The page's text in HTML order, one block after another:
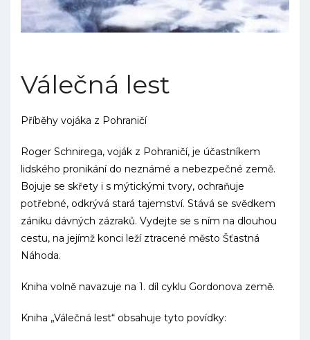
Válečná lest
Příběhy vojáka z Pohraničí
Roger Schnirega, voják z Pohraničí, je účastníkem
lidského pronikání do neznámé a nebezpečné země.
Bojuje se skřety i s mýtickými tvory, ochraňuje
potřebné, odkrývá stará tajemství. Stává se svědkem
zániku dávných zázraků. Vydejte se s ním na dlouhou
cestu, na jejímž konci leží ztracené město Šťastná
Náhoda.
Kniha volně navazuje na 1. díl cyklu Gordonova země.
Kniha „Válečná lest“ obsahuje tyto povídky: